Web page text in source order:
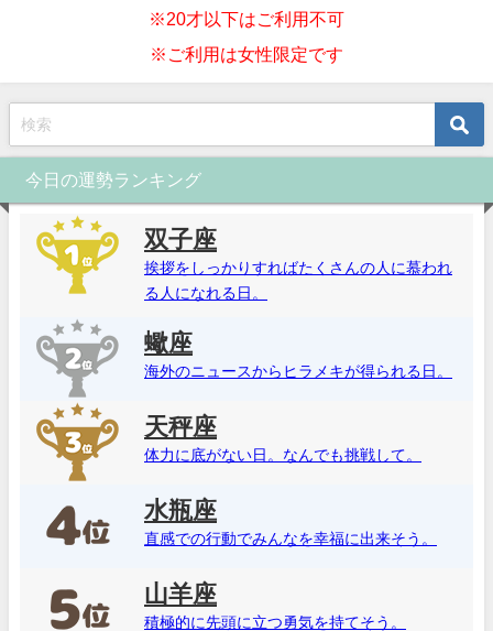
※20才以下はご利用不可
※ご利用は女性限定です
今日の運勢ランキング
双子座
挨拶をしっかりすればたくさんの人に慕われ
る人になれる日。
蠍座
海外のニュースからヒラメキが得られる日。
天秤座
体力に底がない日。なんでも挑戦して。
水瓶座
直感での行動でみんなを幸福に出来そう。
山羊座
積極的に先頭に立つ勇気を持てそう。